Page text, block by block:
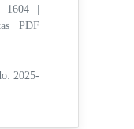
1604 |
PDF
2025-